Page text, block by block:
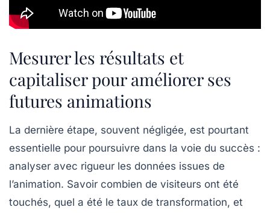
Mesurer les résultats et
capitaliser pour améliorer ses
futures animations
La dernière étape, souvent négligée, est pourtant
essentielle pour poursuivre dans la voie du succès :
analyser avec rigueur les données issues de
l’animation. Savoir combien de visiteurs ont été
touchés, quel a été le taux de transformation, et